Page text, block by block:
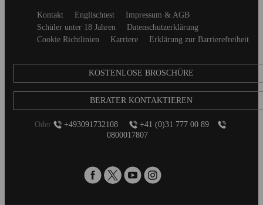
Secondary
Kontakt Englischtest
Impressum & AGB
Schüler unter 18 Jahren
Datenschutzerklärung
Cookie Richtlinien
Karriere Erklärung zur Barrierefreiheit
KOSTENLOSE BROSCHÜRE
BERATER KONTAKTIEREN
Oder +493091732108
+41 (0)31 777 00 89
0800017807